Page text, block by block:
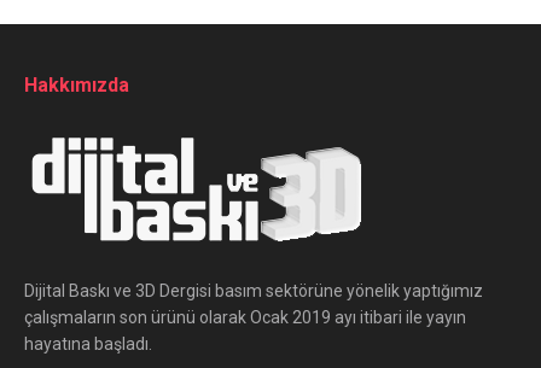
Hakkımızda
Dijital Baskı ve 3D Dergisi basım sektörüne yönelik yaptığımız
çalışmaların son ürünü olarak Ocak 2019 ayı itibari ile yayın
hayatına başladı.